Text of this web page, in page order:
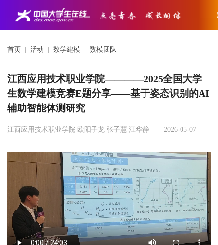
首页 活动 数学建模 数模团队
江西应用技术职业学院————2025全国大学
生数学建模竞赛E题分享——基于姿态识别的AI
辅助智能体测研究
江西应用技术职业学院 欧阳子龙 张子慧 江华静 2026-05-07